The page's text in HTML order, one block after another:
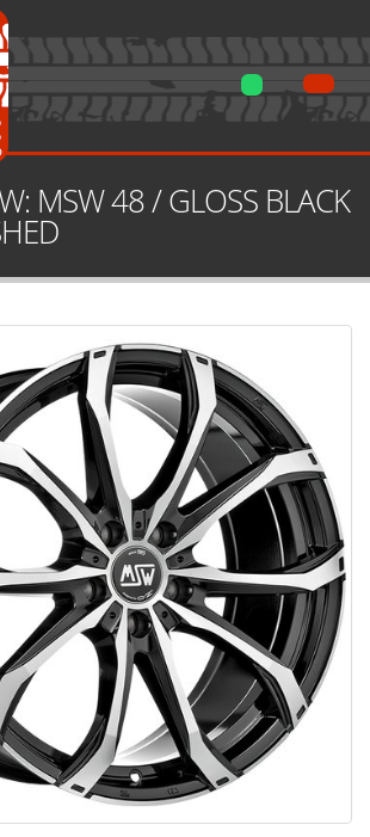
MSW 48 / GLOSS BLACK